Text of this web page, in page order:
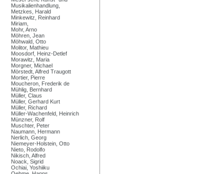
Musikalienhandlung,
Metzkes, Harald
Minkewitz, Reinhard
Miriam,
Mohr, Arno
Möhren, Jean
Möhwald, Otto
Molitor, Mathieu
Moosdorf, Heinz-Detlef
Morawitz, Maria
Morgner, Michael
Mörstedt, Alfred Traugott
Mortier, Pierre
Moucheron, Frederik de
Mühlig, Bernhard
Müller, Claus
Müller, Gerhard Kurt
Müller, Richard
Müller-Wachenfeld, Heinrich
Münzner, Rolf
Muschter, Peter
Naumann, Hermann
Nerlich, Georg
Niemeyer-Holstein, Otto
Nieto, Rodolfo
Nikisch, Alfred
Noack, Sigrid
Ochiai, Yoshiiku